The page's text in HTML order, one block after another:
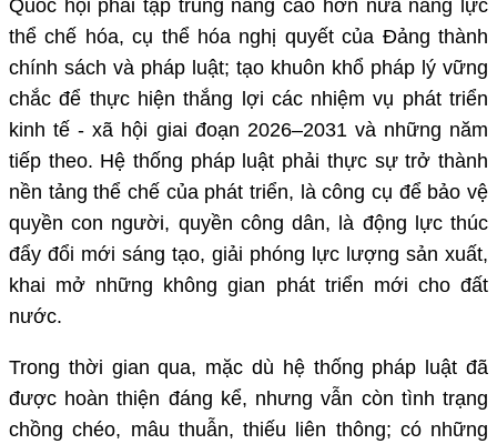
Quốc hội phải tập trung nâng cao hơn nữa năng lực
thể chế hóa, cụ thể hóa nghị quyết của Đảng thành
chính sách và pháp luật; tạo khuôn khổ pháp lý vững
chắc để thực hiện thắng lợi các nhiệm vụ phát triển
kinh tế - xã hội giai đoạn 2026–2031 và những năm
tiếp theo. Hệ thống pháp luật phải thực sự trở thành
nền tảng thể chế của phát triển, là công cụ để bảo vệ
quyền con người, quyền công dân, là động lực thúc
đẩy đổi mới sáng tạo, giải phóng lực lượng sản xuất,
khai mở những không gian phát triển mới cho đất
nước.
Trong thời gian qua, mặc dù hệ thống pháp luật đã
được hoàn thiện đáng kể, nhưng vẫn còn tình trạng
chồng chéo, mâu thuẫn, thiếu liên thông; có những